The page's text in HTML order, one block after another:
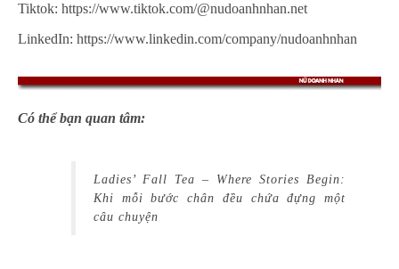
Tiktok: https://www.tiktok.com/@nudoanhnhan.net
LinkedIn: https://www.linkedin.com/company/nudoanhnhan
Có thể bạn quan tâm:
Ladies’ Fall Tea – Where Stories Begin:
Khi mỗi bước chân đều chứa đựng một
câu chuyện